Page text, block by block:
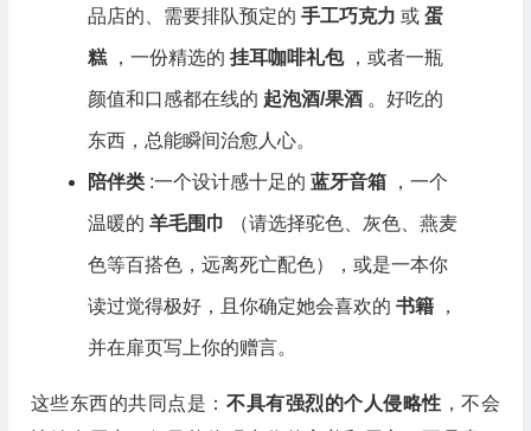
品店的、需要排队预定的 手工巧克力 或 蛋
糕 ，一份精选的 挂耳咖啡礼包 ，或者一瓶
颜值和口感都在线的 起泡酒/果酒 。好吃的
东西，总能瞬间治愈人心。
陪伴类 :一个设计感十足的 蓝牙音箱 ，一个
温暖的 羊毛围巾 （请选择驼色、灰色、燕麦
色等百搭色，远离死亡配色），或是一本你
读过觉得极好，且你确定她会喜欢的 书籍 ，
并在扉页写上你的赠言。
这些东西的共同点是： 不具有强烈的个人侵略性 ，不会